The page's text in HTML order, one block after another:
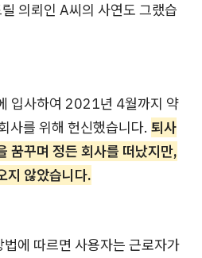
의뢰인 A씨의 사연도 그랬습
입사하여 2021년 4월까지 약
사를 위해 헌신했습니다. 퇴사
꿈꾸며 정든 회사를 떠났지만,
지 않았습니다.
에 따르면 사용자는 근로자가